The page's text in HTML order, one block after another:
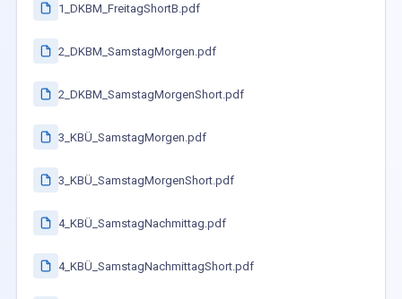
1_DKBM_FreitagShortB.pdf
2_DKBM_SamstagMorgen.pdf
2_DKBM_SamstagMorgenShort.pdf
3_KBÜ_SamstagMorgen.pdf
3_KBÜ_SamstagMorgenShort.pdf
4_KBÜ_SamstagNachmittag.pdf
4_KBÜ_SamstagNachmittagShort.pdf